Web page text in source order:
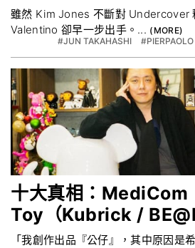
雖然 Kim Jones 不斷對 Undercover
Valentino 卻早一步出手。...
#JUN TAKAHASHI
十大真相：MediCom
Toy（Kubrick /
「我創作出品『公仔』，其中原因是